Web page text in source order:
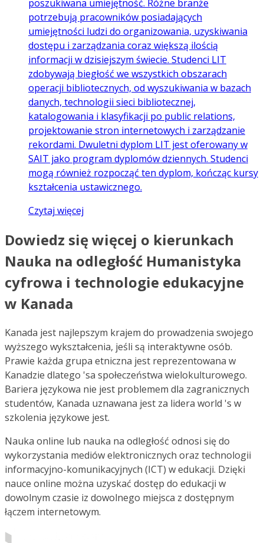
poszukiwana umiejętność. Różne branże
potrzebują pracowników posiadających
umiejętności ludzi do organizowania, uzyskiwania
dostępu i zarządzania coraz większą ilością
informacji w dzisiejszym świecie. Studenci LIT
zdobywają biegłość we wszystkich obszarach
operacji bibliotecznych, od wyszukiwania w bazach
danych, technologii sieci bibliotecznej,
katalogowania i klasyfikacji po public relations,
projektowanie stron internetowych i zarządzanie
rekordami. Dwuletni dyplom LIT jest oferowany w
SAIT jako program dyplomów dziennych. Studenci
mogą również rozpocząć ten dyplom, kończąc kursy
kształcenia ustawicznego.
Czytaj więcej
Dowiedz się więcej o kierunkach
Nauka na odległość Humanistyka
cyfrowa i technologie edukacyjne
w Kanada
Kanada jest najlepszym krajem do prowadzenia swojego
wyższego wykształcenia, jeśli są interaktywne osób.
Prawie każda grupa etniczna jest reprezentowana w
Kanadzie dlatego 'sa społeczeństwa wielokulturowego.
Bariera językowa nie jest problemem dla zagranicznych
studentów, Kanada uznawana jest za lidera world 's w
szkolenia językowe jest.
Nauka online lub nauka na odległość odnosi się do
wykorzystania mediów elektronicznych oraz technologii
informacyjno-komunikacyjnych (ICT) w edukacji. Dzięki
nauce online można uzyskać dostęp do edukacji w
dowolnym czasie iz dowolnego miejsca z dostępnym
łączem internetowym.